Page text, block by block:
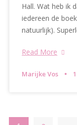
Hall. Wat heb ik
iedereen de
natuurlijk).
Read More
Marijke Vos